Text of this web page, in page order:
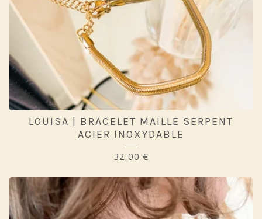
LOUISA | BRACELET MAILLE SERPENT
ACIER INOXYDABLE
32,00 €